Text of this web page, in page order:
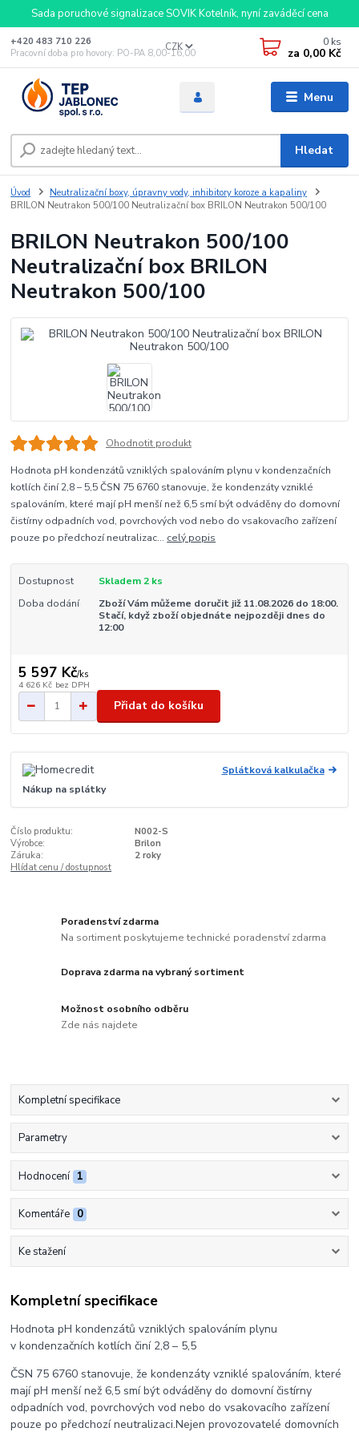
Sada poruchové signalizace SOVIK Kotelník, nyní zaváděcí cena
Menu
CZK
Hledat
+420 483 710 226
Pracovní doba pro hovory: PO-PA 8,00-16,00
0 ks
za 0,00 Kč
Úvod
Neutralizační boxy, úpravny vody, inhibitory koroze a kapaliny
BRILON Neutrakon 500/100 Neutralizační box BRILON Neutrakon 500/100
BRILON Neutrakon 500/100
Neutralizační box BRILON
Neutrakon 500/100
Ohodnotit produkt
Hodnota pH kondenzátů vzniklých spalováním plynu v kondenzačních
kotlích činí 2,8 – 5,5 ČSN 75 6760 stanovuje, že kondenzáty vzniklé
spalováním, které mají pH menší než 6,5 smí být odváděny do domovní
čistírny odpadních vod, povrchových vod nebo do vsakovacího zařízení
pouze po předchozí neutralizac... celý popis
Dostupnost
Skladem 2 ks
Doba dodání
Zboží Vám můžeme doručit již 11.08.2026 do 18:00.
Stačí, když zboží objednáte nejpozději dnes do
12:00
5 597 Kč/ks
4 626 Kč bez DPH
Přidat do košíku
Splátková kalkulačka
Nákup na splátky
Číslo produktu:
N002-S
Výrobce:
Brilon
Záruka:
2 roky
Hlídat cenu / dostupnost
Poradenství zdarma
Na sortiment poskytujeme technické poradenství zdarma
Doprava zdarma na vybraný sortiment
Možnost osobního odběru
Zde nás najdete
Kompletní specifikace
Parametry
Hodnocení 1
Komentáře 0
Ke stažení
Kompletní specifikace
Hodnota pH kondenzátů vzniklých spalováním plynu
v kondenzačních kotlích činí 2,8 – 5,5
ČSN 75 6760 stanovuje, že kondenzáty vzniklé spalováním, které
mají pH menší než 6,5 smí být odváděny do domovní čistírny
odpadních vod, povrchových vod nebo do vsakovacího zařízení
pouze po předchozí neutralizaci.Nejen provozovatelé domovních